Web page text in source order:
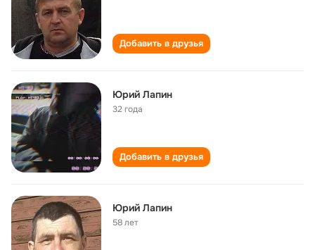
Добавить в друзья
Юрий Лапин
32 года
Добавить в друзья
Юрий Лапин
58 лет